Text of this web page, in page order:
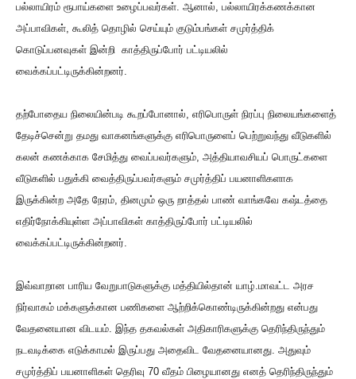
பல்லாயிரம் ரூபாய்களை உழைப்பவர்கள். ஆனால், பல்லாயிரக்கணக்கான
அப்பாவிகள், கூலித் தொழில் செய்யும் குடும்பங்கள் சமுர்த்திக்
கொடுப்பனவுகள் இன்றி காத்திருப்போர் பட்டியலில்
வைக்கப்பட்டிருக்கின்றனர்.
தற்போதைய நிலையின்படி கூறப்போனால், எரிபொருள் நிரப்பு நிலையங்களைத்
தேடிச்சென்று தமது வாகனங்களுக்கு எரிபொருளைப் பெற்றுவந்து வீடுகளில்
கலன் கணக்காக சேமித்து வைப்பவர்களும், அத்தியாவசியப் பொருட்களை
வீடுகளில் பதுக்கி வைத்திருப்பவர்களும் சமுர்த்திப் பயனாளிகளாக
இருக்கின்ற அதே நேரம், தினமும் ஒரு றாத்தல் பாண் வாங்கவே கஷ்டத்தை
எதிர்நோக்கியுள்ள அப்பாவிகள் காத்திருப்போர் பட்டியலில்
வைக்கப்பட்டிருக்கின்றனர்.
இவ்வாறான பாரிய வேறுபாடுகளுக்கு மத்தியில்தான் யாழ்.மாவட்ட அரச
நிர்வாகம் மக்களுக்கான பணிகளை ஆற்றிக்கொண்டிருக்கின்றது என்பது
வேதனையான விடயம். இந்த தகவல்கள் அதிகாரிகளுக்கு தெரிந்திருந்தும்
நடவடிக்கை எடுக்காமல் இருப்பது அதைவிட வேதனையானது. அதுவும்
சமுர்த்திப் பயனாளிகள் தெரிவு 70 வீதம் பிழையானது எனத் தெரிந்திருந்தும்